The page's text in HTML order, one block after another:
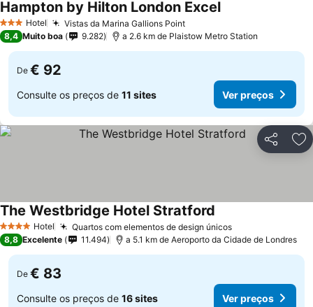
3 EstrelasHotel Vistas da Marina Gallions PointVer preços
Hampton by Hilton London ExcelVer preços
8,4 Muito boa 9.282 a 2.6 km de Plaistow Metro Station
De € 92
Consulte os preços de 11 sites Ver preços
Partilhar
4 EstrelasHotel Quartos com elementos de design únicosVer preços
The Westbridge Hotel Stratford
8,8 Excelente 11.494 a 5.1 km de Aeroporto da Cidade de Londres
De € 83
Consulte os preços de 16 sites Ver preços